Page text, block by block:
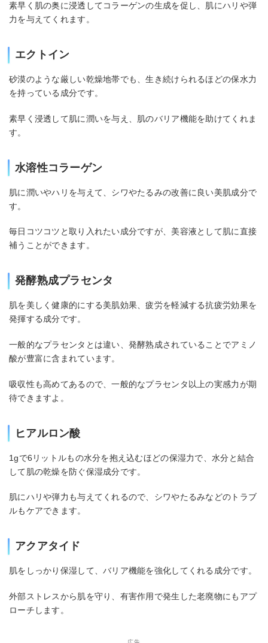
素早く肌の奥に浸透してコラーゲンの生成を促し、肌にハリや弾
力を与えてくれます。
エクトイン
砂漠のような厳しい乾燥地帯でも、生き続けられるほどの保水力
を持っている成分です。
素早く浸透して肌に潤いを与え、肌のバリア機能を助けてくれま
す。
水溶性コラーゲン
肌に潤いやハリを与えて、シワやたるみの改善に良い美肌成分で
す。
毎日コツコツと取り入れたい成分ですが、美容液として肌に直接
補うことができます。
発酵熟成プラセンタ
肌を美しく健康的にする美肌効果、疲労を軽減する抗疲労効果を
発揮する成分です。
一般的なプラセンタとは違い、発酵熟成されていることでアミノ
酸が豊富に含まれています。
吸収性も高めてあるので、一般的なプラセンタ以上の実感力が期
待できますよ。
ヒアルロン酸
1gで6リットルもの水分を抱え込むほどの保湿力で、水分と結合
して肌の乾燥を防ぐ保湿成分です。
肌にハリや弾力も与えてくれるので、シワやたるみなどのトラブ
ルもケアできます。
アクアタイド
肌をしっかり保湿して、バリア機能を強化してくれる成分です。
外部ストレスから肌を守り、有害作用で発生した老廃物にもアプ
ローチします。